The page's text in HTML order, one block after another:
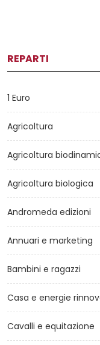
REPARTI
1 Euro
Agricoltura
Agricoltura
Agricoltura biologica
Andromeda edizioni
Annuari e marketing
Bambini e ragazzi
Casa e energie
Cavalli e equitazione